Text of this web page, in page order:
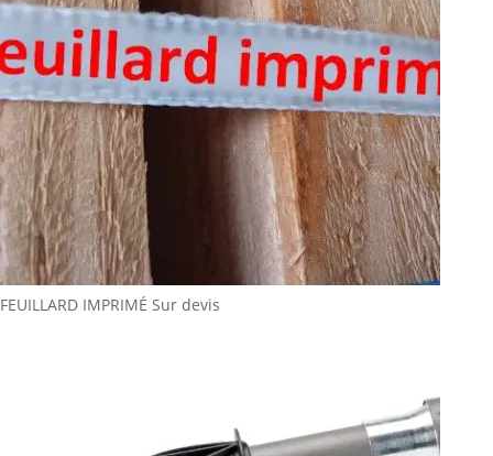
FEUILLARD IMPRIMÉ Sur devis